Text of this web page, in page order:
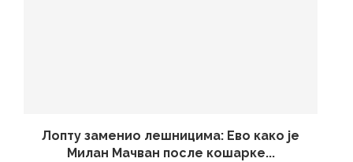
Лопту заменио лешницима: Ево како је
Милан Мачван после кошарке...